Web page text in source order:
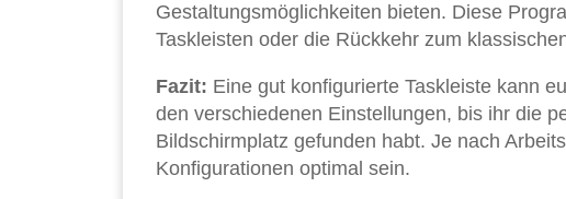
Gestaltungsmöglichkeiten bieten. Diese
Taskleisten oder die Rückkehr zum
Fazit: Eine gut konfigurierte Taskleiste kann
den verschiedenen Einstellungen, bis ihr die
Bildschirmplatz gefunden habt. Je nach
Konfigurationen optimal sein.